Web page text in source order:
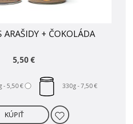
ARAŠIDY + ČOKOLÁDA
5,50 €
-5,50 € 330g -7,50 €
KÚPIŤ